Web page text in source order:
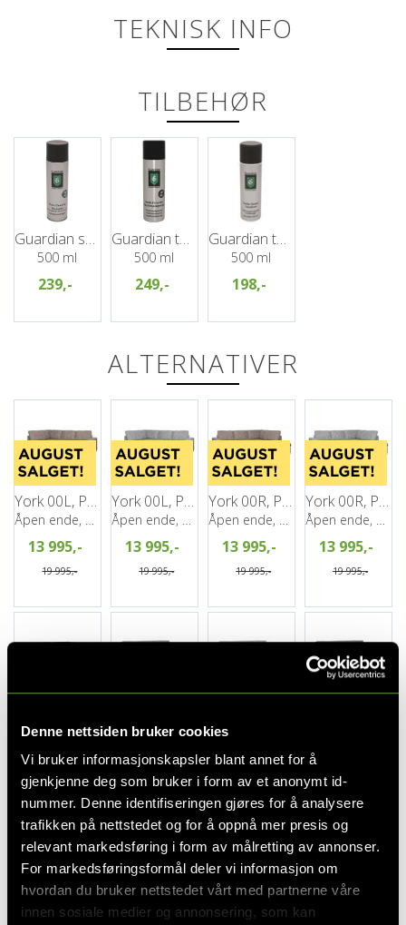
Denne nettsiden bruker cookies
Vi bruker informasjonskapsler blant annet for å
gjenkjenne deg som bruker i form av et anonymt id-
nummer. Denne identifiseringen gjøres for å analysere
trafikken på nettstedet og for å oppnå mer presis og
relevant markedsføring i form av målretting av annonser.
For markedsføringsformål deler vi informasjon om
hvordan du bruker nettstedet vårt med partnerne våre
innen sosiale medier og annonsering, som kan
TEKNISK INFO
TILBEHØR
Guardian skumrens
500 ml
239,-
Guardian tekstil impregnering
500 ml
249,-
Guardian tekstilrens
500 ml
198,-
ALTERNATIVER
York 00L, PG2
13 995,-
19 995,-
York 00L, PG2
13 995,-
19 995,-
York 00R, PG2
13 995,-
19 995,-
York 00R, PG2
13 995,-
19 995,-
Åpen ende, Høyre, Urban 6 antrazite
13 995,-
19 995,-
Med sjeselong, Urban 3 Brown
10 495,-
14 995,-
10 495,-
14 995,- 14 995,-